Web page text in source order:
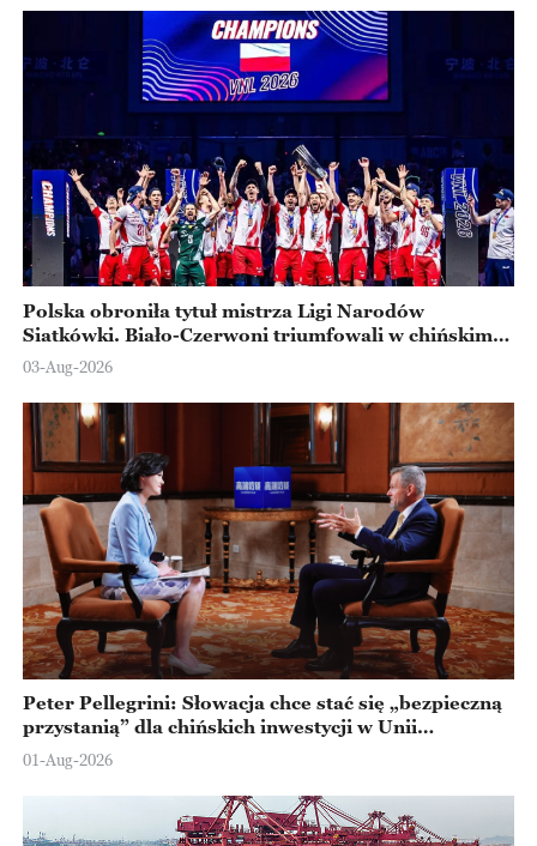
Polska obroniła tytuł mistrza Ligi Narodów
Siatkówki. Biało-Czerwoni triumfowali w chińskim
Ningbo
03-Aug-2026
Peter Pellegrini: Słowacja chce stać się „bezpieczną
przystanią” dla chińskich inwestycji w Unii
Europejskiej
01-Aug-2026